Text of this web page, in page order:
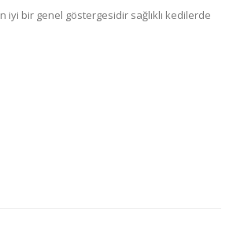
iyi bir genel göstergesidir sağlıklı kedilerde